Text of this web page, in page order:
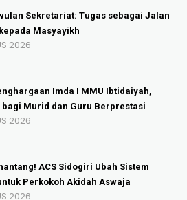
Sekretariat: Tugas sebagai Jalan
Masyayikh
2026
Imda I MMU Ibtidaiyah,
Murid dan Guru Berprestasi
2026
ACS Sidogiri Ubah Sistem
Perkokoh Akidah Aswaja
2026